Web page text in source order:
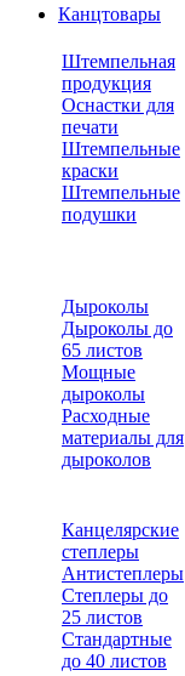
Канцтовары
Штемпельная
продукция
Оснастки для
печати
Штемпельные
краски
Штемпельные
подушки
Дыроколы
Дыроколы до
65 листов
Мощные
дыроколы
Расходные
материалы для
дыроколов
Канцелярские
степлеры
Антистеплеры
Степлеры до
25 листов
Стандартные
до 40 листов